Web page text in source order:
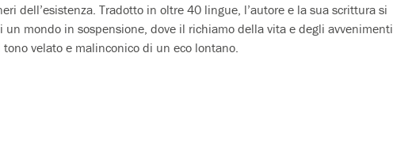
dell’esistenza. Tradotto in oltre 40 lingue, l’autore e la sua scrittura si
un mondo in sospensione, dove il richiamo della vita e degli avvenimenti
velato e malinconico di un eco lontano.